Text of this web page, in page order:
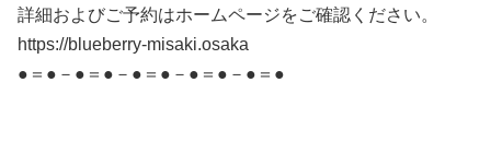
詳細およびご予約はホームページをご確認ください。
https://blueberry-misaki.osaka
●＝●－●＝●－●＝●－●＝●－●＝●